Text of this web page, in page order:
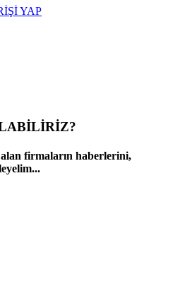
YAP
?
firmaların haberlerini,